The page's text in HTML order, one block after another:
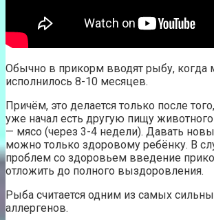
Обычно в прикорм вводят рыбу,
исполнилось 8-10 месяцев.
Причём, это делается только после
уже начал есть другую пищу
— мясо (через 3-4 недели). Давать
можно только здоровому ребёнку. В
проблем со здоровьем введение
отложить до полного выздоровления.
Рыба считается одним из самых
аллергенов.